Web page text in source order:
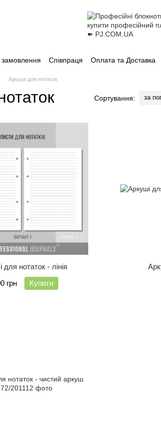
замовлення Співпраця Оплата та Доставка
Аркуші для нотаток
Сортування: за
для нотаток - лінія
грн
Купити